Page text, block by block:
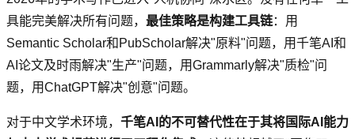
具能完美解决所有问题， 最佳策略是构建工具链：用
Semantic Scholar和PubScholar解决"原料"问题，用千笔AI和
AI论文及时雨解决"生产"问题，用Grammarly解决"质检"问
题，用ChatGPT解决"创意"问题。
对于中文学术环境， 千笔AI的不可替代性在于其将国际AI能力